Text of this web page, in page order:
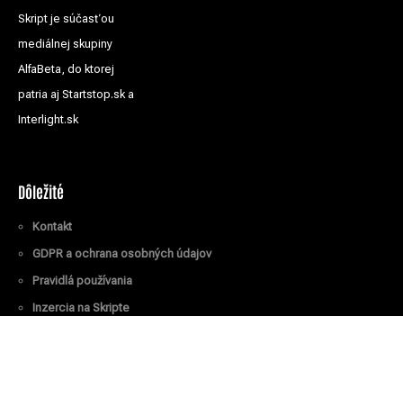
Skript je súčasťou
mediálnej skupiny
AlfaBeta, do ktorej
patria aj Startstop.sk a
Interlight.sk
Dôležité
Kontakt
GDPR a ochrana osobných údajov
Pravidlá používania
Inzercia na Skripte